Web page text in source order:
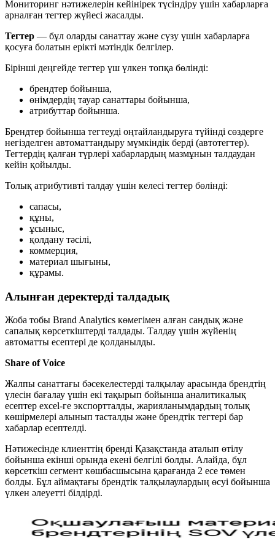
Мониторинг нәтижелерін кейінірек түсіндіру үшін хабарларға
арналған тегтер жүйесі жасалды.
Тегтер — бұл оларды санаттау және сүзу үшін хабарларға
қосуға болатын ерікті мәтіндік белгілер.
Бірінші деңгейде тегтер үш үлкен топқа бөлінді:
брендтер бойынша,
өнімдердің тауар санаттары бойынша,
атрибуттар бойынша.
Брендтер бойынша тегтеуді оңтайландыруға түйінді сөздерге
негізделген автоматтандыру мүмкіндік берді (автотегтер).
Тегтердің қалған түрлері хабарлардың мазмұнын талдаудан
кейін қойылды.
Толық атрибутивті талдау үшін келесі тегтер бөлінді:
сапасы,
құны,
ұсыныс,
қолдану тәсілі,
коммерция,
материал шығыны,
құрамы.
Алынған деректерді талдадық
Жоба тобы Brand Analytics көмегімен алған сандық және
сапалық көрсеткіштерді талдады. Талдау үшін жүйенің
автоматты есептері де қолданылды.
Share of Voice
Жалпы санаттағы бәсекелестерді талқылау арасында брендтің
үлесін бағалау үшін екі тақырып бойынша аналитикалық
есептер excel-ге экспортталды, жарияланымдардың толық
көшірмелері алынып тасталды және брендтік тегтері бар
хабарлар есептелді.
Нәтижесінде клиенттің бренді Қазақстанда аталып өтілу
бойынша екінші орында екені белгілі болды. Алайда, бұл
көрсеткіш сегмент көшбасшысына қарағанда 2 есе төмен
болды. Бұл аймақтағы брендтік талқылаулардың өсуі бойынша
үлкен әлеуетті білдірді.